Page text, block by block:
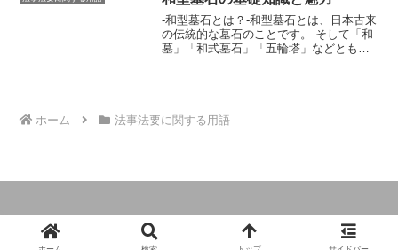
る場合には、1才の大きさが小さい方が施
工性が良いため、小才（こさい）と呼ば
れる小さな才が使用されます。
ます。石の種類としては、御影石、花崗岩、大理石などがよく使われ
ています。石の大きさや彫刻のデザインによって、費用は変わってき
ます。また、お墓彫刻を施す時期は、お墓を建立する前に行うのが一
ですが、お墓を建立してから後から彫刻を施すことも可能です。
-和型墓石とは？-和型墓石とは、日本古来
の伝統的な墓石のことです。
そして「和
墓」「和式墓石」「五輪塔」などとも呼
魅力は、何といってもその落ち着いた佇
を祈り、家族の絆をつなぐ大切な役割を
果たしています。
ホーム 法事法要に関する用語
© 2024 葬儀・葬式・法要のガイドブック.